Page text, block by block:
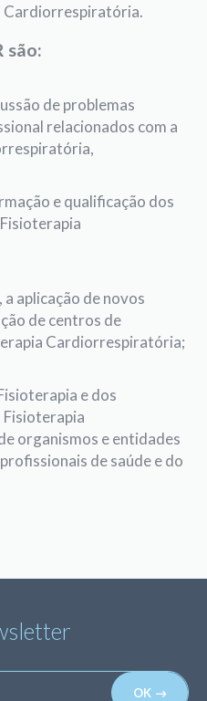
Cardiorrespiratória.
são:
de problemas
relacionados com a
e qualificação dos
aplicação de novos
de centros de
Cardiorrespiratória;
e dos
Fisioterapia
organismos e entidades
de saúde e do
OK